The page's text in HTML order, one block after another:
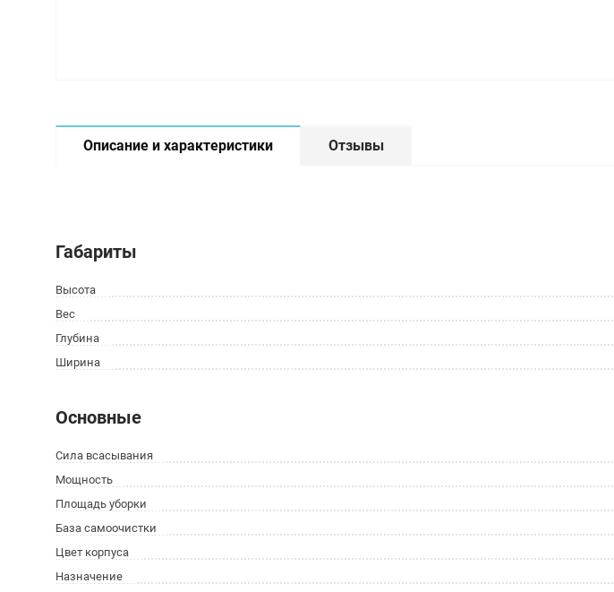
Описание и характеристики Отзывы
Габариты
Высота
Вес
Глубина
Ширина
Основные
Сила всасывания
Мощность
Площадь уборки
База самоочистки
Цвет корпуса
Назначение